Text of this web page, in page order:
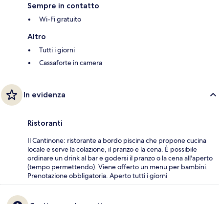
Sempre in contatto
Wi-Fi gratuito
Altro
Tutti i giorni
Cassaforte in camera
In evidenza
Ristoranti
Il Cantinone: ristorante a bordo piscina che propone cucina
locale e serve la colazione, il pranzo e la cena. È possibile
ordinare un drink al bar e godersi il pranzo o la cena all'aperto
(tempo permettendo). Viene offerto un menu per bambini.
Prenotazione obbligatoria. Aperto tutti i giorni